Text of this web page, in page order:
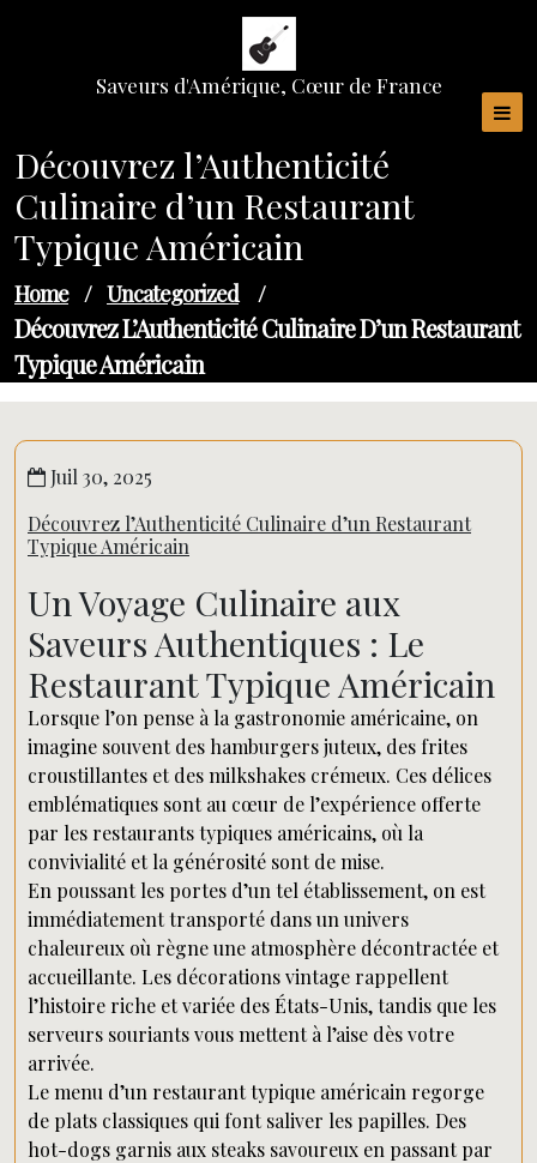
Saveurs d'Amérique, Cœur de France
Découvrez l’Authenticité
Culinaire d’un Restaurant
Typique Américain
Home / Uncategorized /
Découvrez L’Authenticité Culinaire D’un Restaurant
Typique Américain
Juil 30, 2025
Découvrez l’Authenticité Culinaire d’un Restaurant
Typique Américain
Un Voyage Culinaire aux
Saveurs Authentiques : Le
Restaurant Typique Américain
Lorsque l’on pense à la gastronomie américaine, on
imagine souvent des hamburgers juteux, des frites
croustillantes et des milkshakes crémeux. Ces délices
emblématiques sont au cœur de l’expérience offerte
par les restaurants typiques américains, où la
convivialité et la générosité sont de mise.
En poussant les portes d’un tel établissement, on est
immédiatement transporté dans un univers
chaleureux où règne une atmosphère décontractée et
accueillante. Les décorations vintage rappellent
l’histoire riche et variée des États-Unis, tandis que les
serveurs souriants vous mettent à l’aise dès votre
arrivée.
Le menu d’un restaurant typique américain regorge
de plats classiques qui font saliver les papilles. Des
hot-dogs garnis aux steaks savoureux en passant par